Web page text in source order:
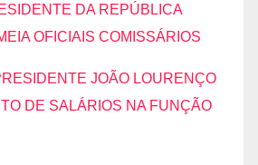
DA REPÚBLICA
OFICIAIS COMISSÁRIOS
JOÃO LOURENÇO
DE SALÁRIOS NA FUNÇÃO